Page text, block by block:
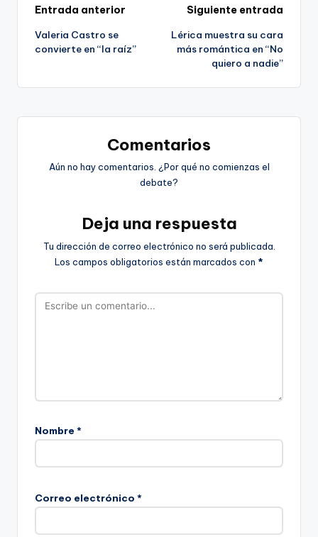
Navegación
de
Entrada anterior
Valeria Castro se
convierte en “la raíz”
Siguiente entrada
Lérica muestra su cara
más romántica en “No
quiero a nadie”
Comentarios
Aún no hay comentarios. ¿Por qué no comienzas el
debate?
Deja una respuesta
Tu dirección de correo electrónico no será publicada.
Los campos obligatorios están marcados con *
Nombre *
Correo electrónico *